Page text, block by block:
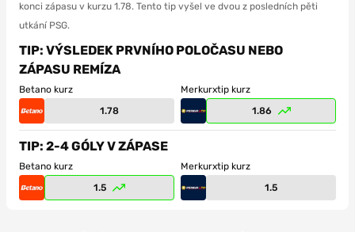
konci zápasu v kurzu 1.78. Tento tip vyšel ve dvou z posledních pěti
utkání PSG.
TIP: VÝSLEDEK PRVNÍHO POLOČASU NEBO
ZÁPASU REMÍZA
Betano kurz
1.78
Merkurxtip kurz
1.86
TIP: 2-4 GÓLY V ZÁPASE
Betano kurz
1.5
Merkurxtip kurz
1.5